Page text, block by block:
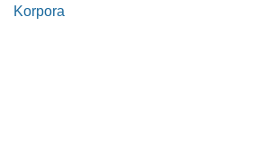
Korpora